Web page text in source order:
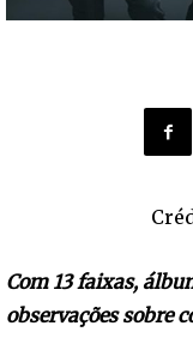
Com 13 faixas,
observações sobre